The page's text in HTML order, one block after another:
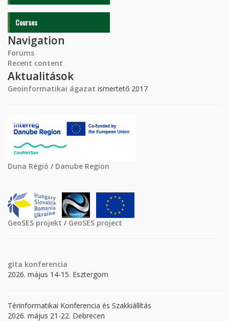
Courses
Navigation
Forums
Recent content
Aktualitások
Geoinformatikai ágazat ismertető 2017
Duna Régió / Danube Region
GeoSES projekt / GeoSES project
gita konferencia
2026. május 14-15. Esztergom
Térinformatikai Konferencia és Szakkiállítás
2026. május 21-22. Debrecen